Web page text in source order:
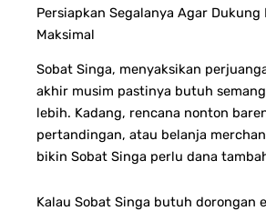
Persiapkan Segalanya Agar Dukung
Maksimal
Sobat Singa, menyaksikan
akhir musim pastinya butuh
lebih. Kadang, rencana nonton
pertandingan, atau belanja
bikin Sobat Singa perlu dana
Kalau Sobat Singa butuh dorongan